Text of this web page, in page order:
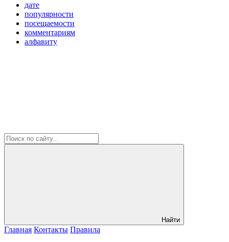
дате
популярности
посещаемости
комментариям
алфавиту
Найти
Главная Контакты Правила